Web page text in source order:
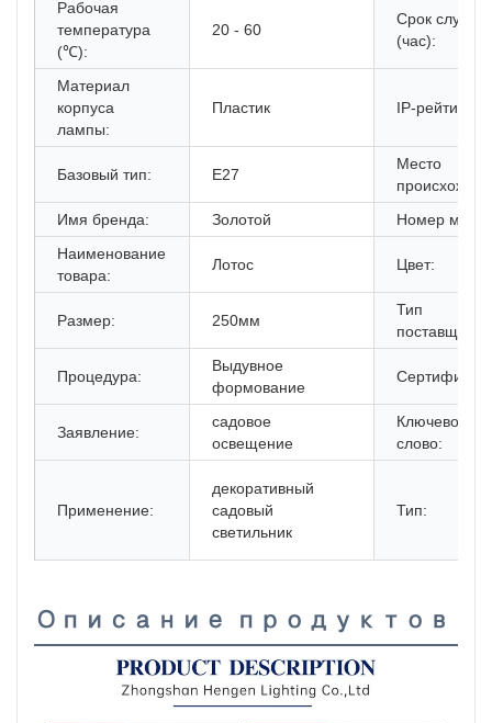
Рабочая
температура
(℃):
20 - 60
Срок службы
(час):
Материал
корпуса
лампы:
Пластик IP-рейтинг:
Базовый тип: Е27
Место
Имя бренда:
Золотой
Номер
Наименование
товара:
Лотос Цвет:
Размер: 250мм
Тип
поставщика:
Процедура:
Выдувное
формование
Сертификат:
Заявление:
садовое
освещение
Ключевое
слово:
Применение:
декоративный
садовый
светильник
Тип:
Описание продуктов